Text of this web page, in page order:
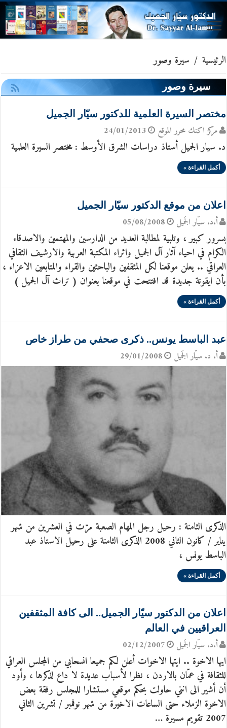
الرئيسية / سيرة وصور
سيرة وصور
مختصر السيرة العلمية للدكتور سيّار الجميل
مركز اكنك محرر الموقع 24/01/2013
د. سيار الجميل أستاذ دراسات الشرق الأوسط : مختصر السيرة العلمية
أكمل القراءة »
اعلان من موقع الدكتور سيّار الجميل
أ.د. سيّار الجَميل 05/08/2008
بسرور كبير ، وتلبية لمطالبة العديد من الدارسين والمهتمين والاصدقاء
الكرام في احياء آثار آل الجميل واثراء المكتبة العربية والارشيف الثقافي
العراقي .. يعلن موقعنا لكل المثقفين والباحثين والقراء والمتابعين الاعزاء ،
بأن ايقونة جديدة قد افتتحت في موقعنا بعنوان ( تراث آل الجميل )
أكمل القراءة »
عبد الباسط يونس.. ذكرى صحفي من طراز خاص
أ. د. سيّار الجَميل 29/01/2008
الذكرى الثامنة : رحيل رجل المهام الصعبة مرّت في العشرين من شهر
يناير / كانون الثاني 2008 الذكرى الثامنة على رحيل الاستاذ عبد
الباسط يونس ،
أكمل القراءة »
اعلان من الدكتور سيّار الجميل.. الى كافة المثقفين
العراقيين في العالم
أ.د. سيّار الجَميل 02/12/2007
ايها الاخوة .. ايتها الاخوات أعلن لكم جميعا انسحابي من المجلس العراقي
للثقافة في عمّان بالاردن ، نظرا لأسباب عديدة لا داع لذكرها ، وأود
أن أشير الى انني حاولت بحكم موقعي مستشارا للمجلس رفقة بعض
الاخوة الزملاء حتى الساعات الاخيرة من شهر نوفمبر / تشرين الثاني
2007 تقويم مسيرة …